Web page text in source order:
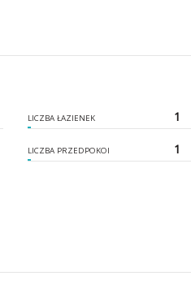
LICZBA ŁAZIENEK 1
LICZBA PRZEDPOKOI 1